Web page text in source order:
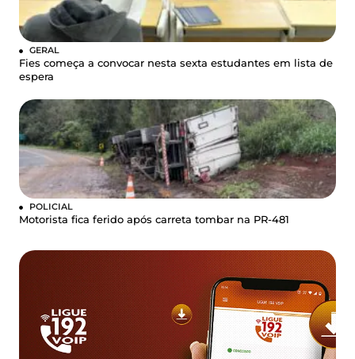
GERAL
Fies começa a convocar nesta sexta estudantes em lista de
espera
POLICIAL
Motorista fica ferido após carreta tombar na PR-481